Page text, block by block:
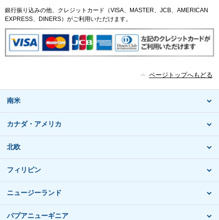
銀行振り込みの他、クレジットカード（VISA、MASTER、JCB、AMERICAN
EXPRESS、DINERS）がご利用いただけます。
ページトップへもどる
南米
カナダ・アメリカ
北欧
フィリピン
ニュージーランド
パプアニューギニア